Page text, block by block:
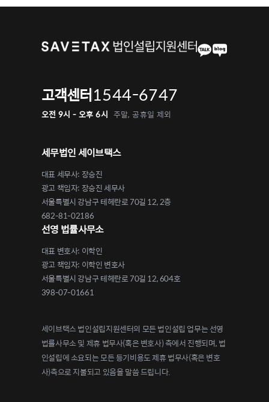
고객센터1544-6747
오전 9시 - 오후 6시 주말, 공휴일 제외
세무법인 세이브택스
대표 세무사: 장승진
광고 책임자: 장승진 세무사
서울특별시 강남구 테헤란로 70길 12, 2층
682-81-02186
선영 법률사무소
대표 변호사: 이학인
광고 책임자: 이학인 변호사
서울특별시 강남구 테헤란로 70길 12, 604호
398-07-01661
세이브택스 법인설립지원센터의 모든 법인설립 업무는 선영
법률사무소 및 제휴 법무사(혹은 변호사) 측에서 진행되며, 법
인설립에 소요되는 모든 등기비용도 제휴 법무사(혹은 변호
사)측으로 지불되고 있음을 말씀 드립니다.